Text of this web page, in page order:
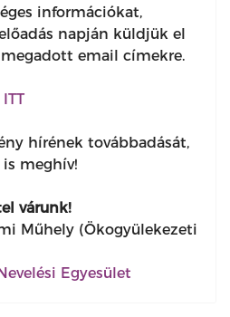
információkat,
napján küldjük el
email címekre.
ITT
hírének továbbadását,
meghív!
várunk!
Műhely (Ökogyülekezeti
Egyesület